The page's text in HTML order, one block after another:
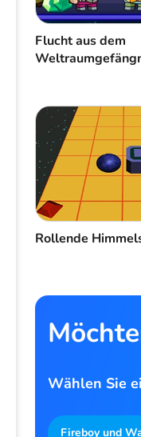
Flucht aus dem
Rollende
Wählen Sie
Fireboy und